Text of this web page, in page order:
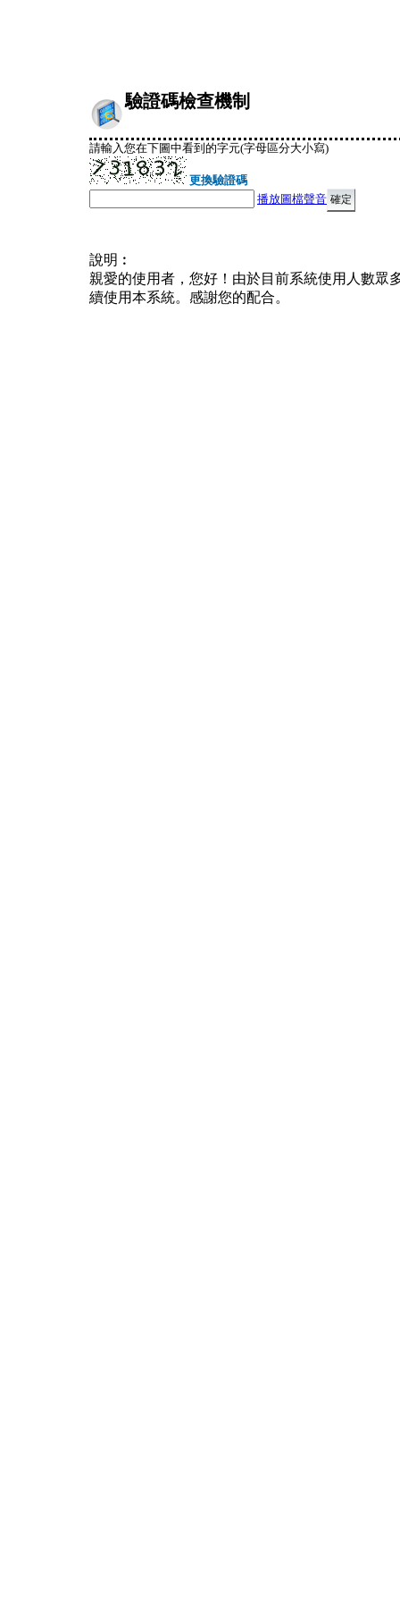
驗證碼檢查機制
請輸入您在下圖中看到的字元(字母區分大小寫)
更換驗證碼
播放圖檔聲音
說明︰
親愛的使用者，您好！由於目前系統使用人數眾
續使用本系統。感謝您的配合。